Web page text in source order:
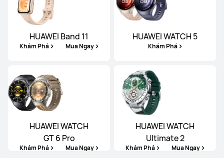
HUAWEI Band 11
Khám Phá Mua Ngay
HUAWEI WATCH 5
Khám Phá
HUAWEI WATCH
GT 6 Pro
Khám Phá Mua Ngay
HUAWEI WATCH
Ultimate 2
Khám Phá Mua Ngay